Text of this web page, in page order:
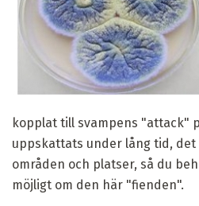
kopplat till svampens "attack"
uppskattats under lång tid, det
områden och platser, så du
möjligt om den här "fienden".